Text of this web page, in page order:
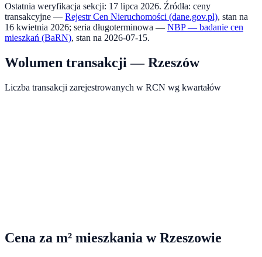
Ostatnia weryfikacja sekcji: 17 lipca 2026. Źródła: ceny
transakcyjne — Rejestr Cen Nieruchomości (dane.gov.pl), stan na
16 kwietnia 2026; seria długoterminowa — NBP — badanie cen
mieszkań (BaRN), stan na 2026-07-15.
Wolumen transakcji —Rzeszów
Liczba transakcji zarejestrowanych w RCN wg kwartałów
Cena za m² mieszkania wRzeszowie